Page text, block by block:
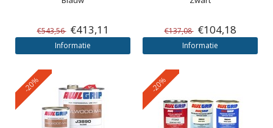
€543,56 €413,11
Informatie
€137,08 €104,18
Informatie
-20% -20%